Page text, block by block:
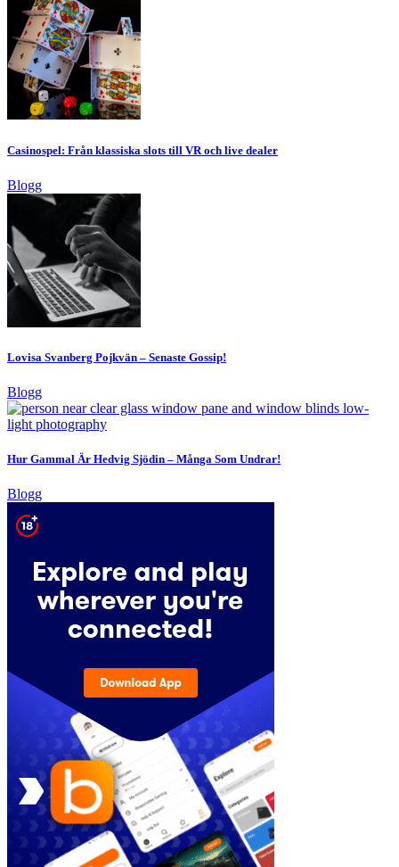
Casinospel: Från klassiska slots till VR och live dealer
Blogg
Lovisa Svanberg Pojkvän – Senaste Gossip!
Blogg
Hur Gammal Är Hedvig Sjödin – Många Som Undrar!
Blogg